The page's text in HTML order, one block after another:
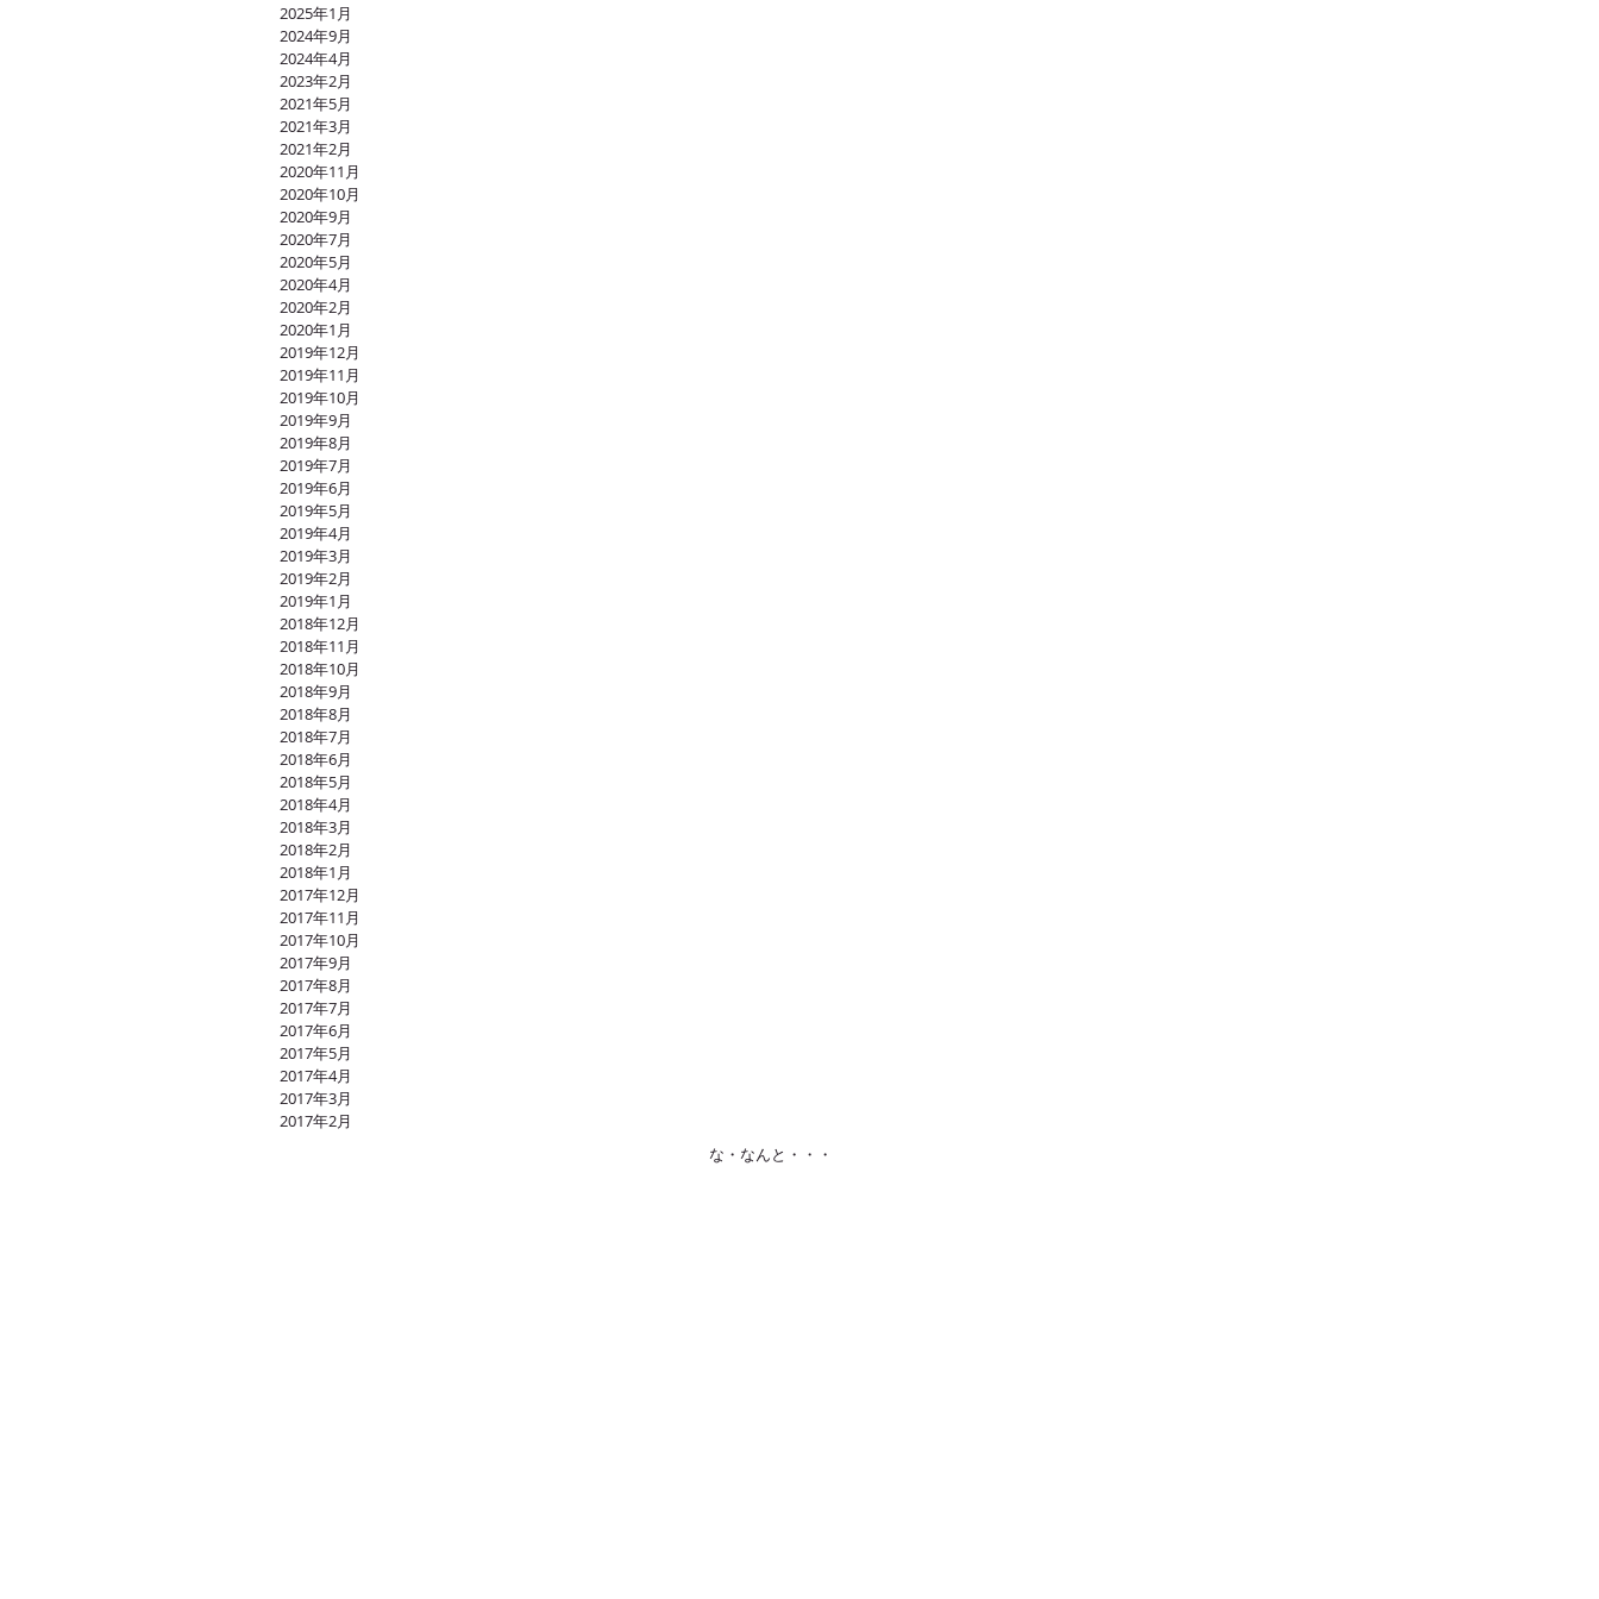
2025年1月
2024年9月
2024年4月
2023年2月
2021年5月
2021年3月
2021年2月
2020年11月
2020年10月
2020年9月
2020年7月
2020年5月
2020年4月
2020年2月
2020年1月
2019年12月
2019年11月
2019年10月
2019年9月
2019年8月
2019年7月
2019年6月
2019年5月
2019年4月
2019年3月
2019年2月
2019年1月
2018年12月
2018年11月
2018年10月
2018年9月
2018年8月
2018年7月
2018年6月
2018年5月
2018年4月
2018年3月
2018年2月
2018年1月
2017年12月
2017年11月
2017年10月
2017年9月
2017年8月
2017年7月
2017年6月
2017年5月
2017年4月
2017年3月
2017年2月
な・なんと・・・